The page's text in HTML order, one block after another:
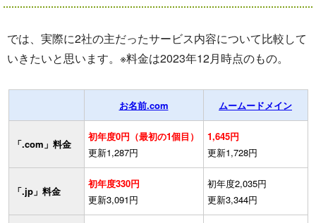
では、実際に2社の主だったサービス内容について比較して
いきたいと思います。※料金は2023年12月時点のもの。
お名前.com ムームードメイン
「.com」料金
初年度0円（最初の1個目）
更新1,287円
1,645円
更新1,728円
「.jp」料金
初年度330円
更新3,091円
初年度2,035円
更新3,344円